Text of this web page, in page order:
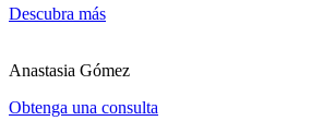
Descubra más
Anastasia Gómez
Obtenga una consulta